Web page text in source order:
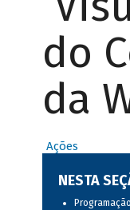
do
da
Ações
NESTA
Programação